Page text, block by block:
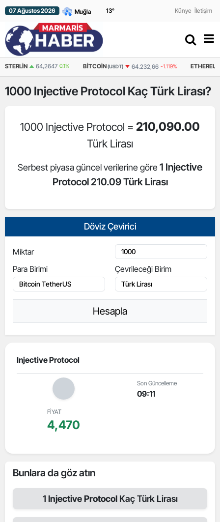
07 Ağustos 2026 13° Künye İletişim
64,2647 0.1% BITCOIN(USDT) 64.232,66 -1.119% ETHEREUM
1000 Injective Protocol Kaç Türk Lirası?
1000 Injective Protocol = 210,090.00
Türk Lirası
Serbest piyasa güncel verilerine göre 1 Injective
Protocol 210.09 Türk Lirası
Döviz Çevirici
Miktar
Para Birimi
Çevrileceği Birim
Hesapla
Injective Protocol
Son Güncelleme
09:11
FİYAT
4,470
Bunlara da göz atın
1 Injective Protocol Kaç Türk Lirası